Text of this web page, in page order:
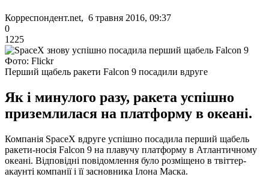
Корреспондент.net, 6 травня 2016, 09:37
0
1225
Фото: Flickr
Перший щабель ракети Falcon 9 посадили вдруге
Як і минулого разу, ракета успішно
приземлилася на платформу в океані.
Компанія SpaceX вдруге успішно посадила перший щабель
ракети-носія Falcon 9 на плавучу платформу в Атлантичному
океані. Відповідні повідомлення було розміщено в твіттер-
акаунті компанії і її засновника Ілона Маска.